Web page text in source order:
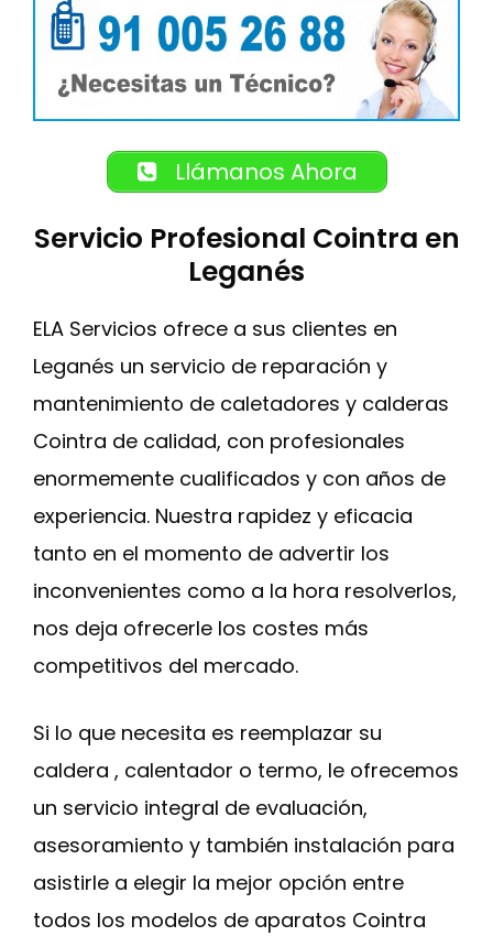
Llámanos Ahora
Servicio Profesional Cointra en
Leganés
ELA Servicios ofrece a sus clientes en
Leganés un servicio de reparación y
mantenimiento de caletadores y calderas
Cointra de calidad, con profesionales
enormemente cualificados y con años de
experiencia. Nuestra rapidez y eficacia
tanto en el momento de advertir los
inconvenientes como a la hora resolverlos,
nos deja ofrecerle los costes más
competitivos del mercado.
Si lo que necesita es reemplazar su
caldera , calentador o termo, le ofrecemos
un servicio integral de evaluación,
asesoramiento y también instalación para
asistirle a elegir la mejor opción entre
todos los modelos de aparatos Cointra